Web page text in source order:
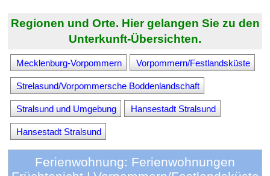
Regionen und Orte. Hier gelangen Sie zu den
Unterkunft-Übersichten.
Mecklenburg-Vorpommern Vorpommern/Festlandsküste
Strelasund/Vorpommersche Boddenlandschaft
Stralsund und Umgebung Hansestadt Stralsund
Hansestadt Stralsund
Ferienwohnung: Ferienwohnungen